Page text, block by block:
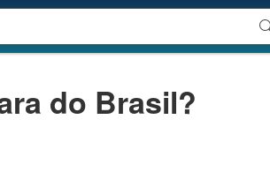
do Brasil?